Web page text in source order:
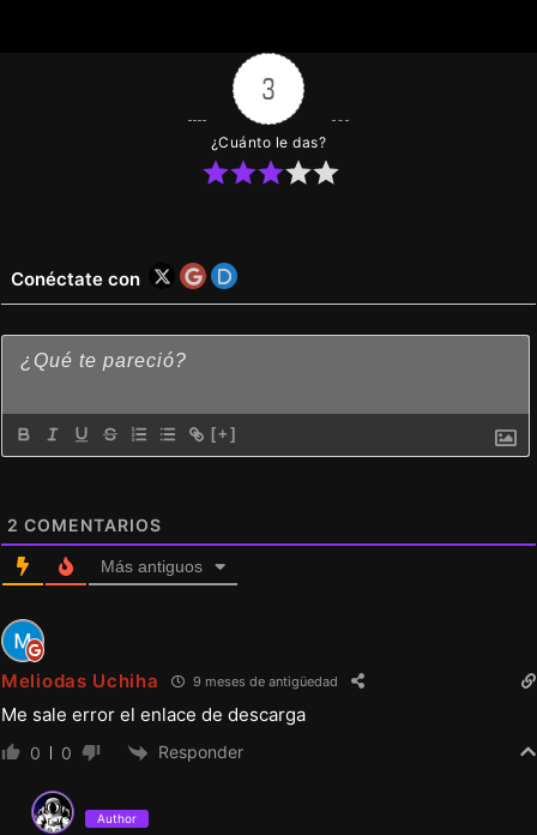
3
¿Cuánto le das?
Conéctate con
[+]
2 COMENTARIOS
Más antiguos
Meliodas Uchiha 9 meses de antigüedad
Me sale error el enlace de descarga
0 0 Responder
Author